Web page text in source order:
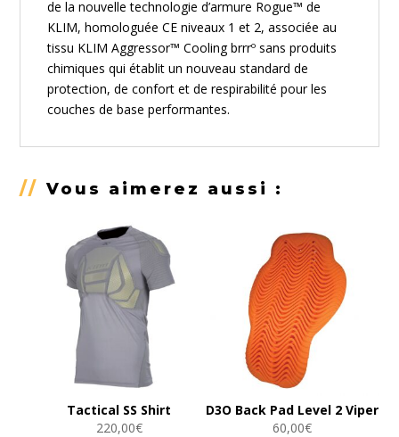
de la nouvelle technologie d’armure Rogue™ de
KLIM, homologuée CE niveaux 1 et 2, associée au
tissu KLIM Aggressor™ Cooling brrrº sans produits
chimiques qui établit un nouveau standard de
protection, de confort et de respirabilité pour les
couches de base performantes.
//Vous aimerez aussi :
Tactical SS Shirt
220,00€
D3O Back Pad Level 2 Viper
60,00€